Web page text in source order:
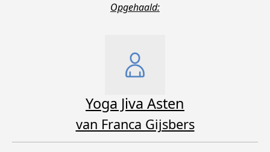
Opgehaald:
Yoga Jiva Asten
van Franca Gijsbers